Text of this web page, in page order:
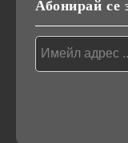
Абонирай се